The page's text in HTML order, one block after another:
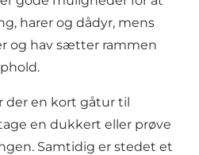
harer og dådyr, mens
og hav sætter rammen
der en kort gåtur til
en dukkert eller prøve
Samtidig er stedet et